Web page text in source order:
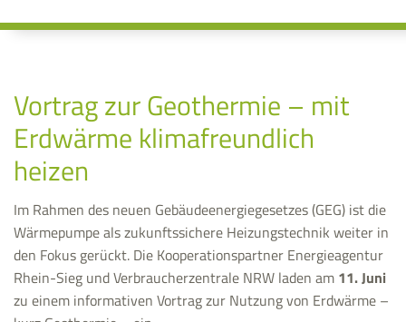
Vortrag zur Geothermie – mit
Erdwärme klimafreundlich
heizen
Im Rahmen des neuen Gebäudeenergiegesetzes (GEG) ist die
Wärmepumpe als zukunftssichere Heizungstechnik weiter in
den Fokus gerückt. Die Kooperationspartner Energieagentur
Rhein-Sieg und Verbraucherzentrale NRW laden am 11. Juni
zu einem informativen Vortrag zur Nutzung von Erdwärme –